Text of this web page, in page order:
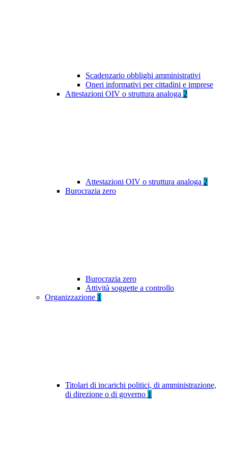
Scadenzario obblighi amministrativi
Oneri informativi per cittadini e imprese
Attestazioni OIV o struttura analoga 2
Attestazioni OIV o struttura analoga 2
Burocrazia zero
Burocrazia zero
Attività soggette a controllo
Organizzazione 1
Titolari di incarichi politici, di amministrazione,
di direzione o di governo 1